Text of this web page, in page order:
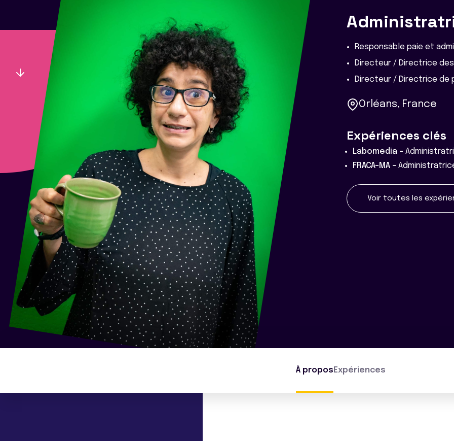
Responsable paie et
Directeur / Directrice des
Directeur / Directrice de
Orléans, France
Expériences clés
Labomedia -
FRACA-MA -
Voir toutes les
À propos Expériences